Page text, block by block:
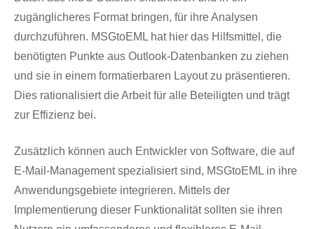
zugänglicheres Format bringen, für ihre Analysen
durchzuführen. MSGtoEML hat hier das Hilfsmittel, die
benötigten Punkte aus Outlook-Datenbanken zu ziehen
und sie in einem formatierbaren Layout zu präsentieren.
Dies rationalisiert die Arbeit für alle Beteiligten und trägt
zur Effizienz bei.
Zusätzlich können auch Entwickler von Software, die auf
E-Mail-Management spezialisiert sind, MSGtoEML in ihre
Anwendungsgebiete integrieren. Mittels der
Implementierung dieser Funktionalität sollten sie ihren